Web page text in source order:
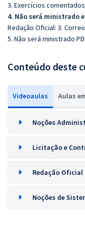
3. Exercícios
4. Não será ministrado
Redação Oficial: 3.
5. Não será ministrado
Conteúdo deste
Videoaulas Aulas
Noções
Licitação e
Redação Oficial
Noções de